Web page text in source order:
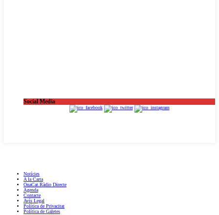
Social Media
Notícies
A la Carta
OnaCat.Ràdio Directe
Agenda
Contacte
Avís Legal
Política de Privacitat
Política de Galetes